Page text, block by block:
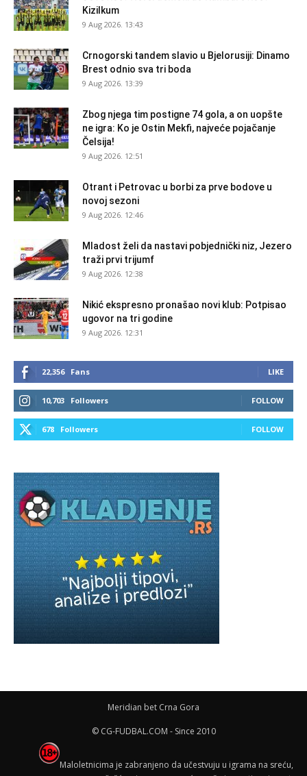
Kizilkum
9 Aug 2026. 13:43
Crnogorski tandem slavio u Bjelorusiji: Dinamo
Brest odnio sva tri boda
9 Aug 2026. 13:39
Zbog njega tim postigne 74 gola, a on uopšte
ne igra: Ko je Ostin Mekfi, najveće pojačanje
Čelsija!
9 Aug 2026. 12:51
Otrant i Petrovac u borbi za prve bodove u
novoj sezoni
9 Aug 2026. 12:46
Mladost želi da nastavi pobjednički niz, Jezero
traži prvi trijumf
9 Aug 2026. 12:38
Nikić ekspresno pronašao novi klub: Potpisao
ugovor na tri godine
9 Aug 2026. 12:31
22,356 Fans LIKE
10,703 Followers FOLLOW
678 Followers FOLLOW
Meridian bet Crna Gora
© CG-FUDBAL.COM - Since 2010
Maloletnicima je zabranjeno da učestvuju u igrama na sreću,